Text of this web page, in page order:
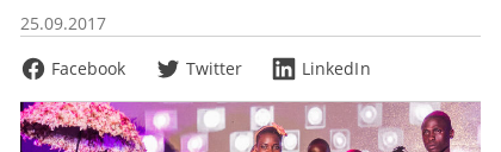
25.09.2017
Facebook
Twitter LinkedIn